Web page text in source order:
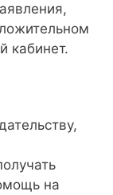
кабинет.
на